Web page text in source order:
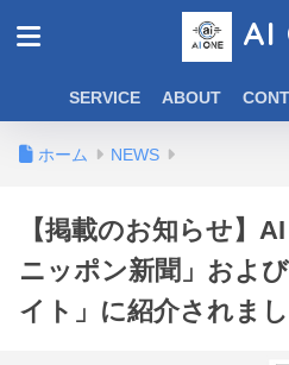
AI
SERVICE ABOUT
ホーム NEWS
【掲載のお知らせ】
ニッポン新聞」およ
イト」に紹介されまし